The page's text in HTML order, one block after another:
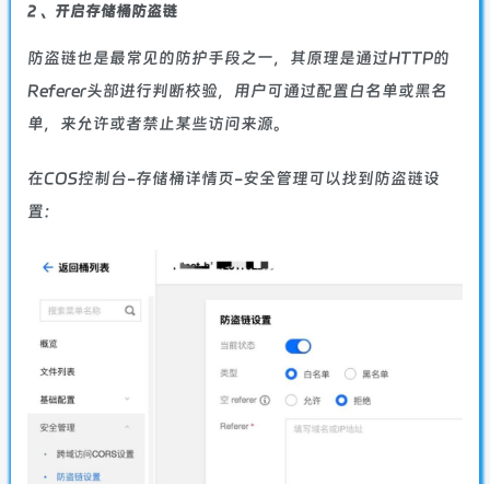
2 、开启存储桶防盗链
防盗链也是最常见的防护手段之一，其原理是通过HTTP的
Referer头部进行判断校验，用户可通过配置白名单或黑名
单，来允许或者禁止某些访问来源。
在COS控制台-存储桶详情页-安全管理可以找到防盗链设
置：